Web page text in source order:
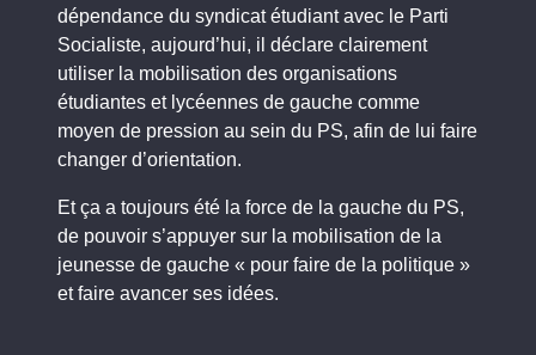
dépendance du syndicat étudiant avec le Parti
Socialiste, aujourd’hui, il déclare clairement
utiliser la mobilisation des organisations
étudiantes et lycéennes de gauche comme
moyen de pression au sein du PS, afin de lui faire
changer d’orientation.
Et ça a toujours été la force de la gauche du PS,
de pouvoir s’appuyer sur la mobilisation de la
jeunesse de gauche « pour faire de la politique »
et faire avancer ses idées.